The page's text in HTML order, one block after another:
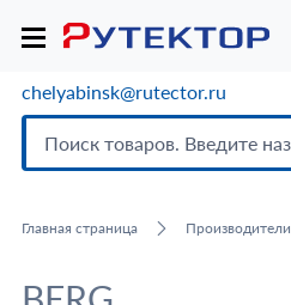
chelyabinsk@rutector.ru
Главная страница Производители